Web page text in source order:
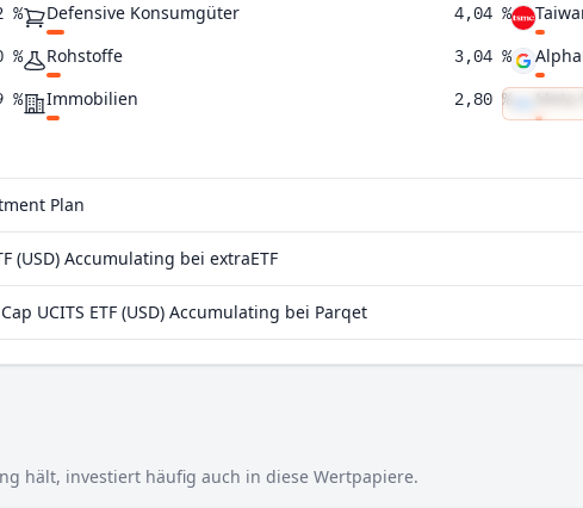
%
%
%
%
%
%
%
%
Defensive Konsumgüter 4,04 %
Rohstoffe 3,04 %
Immobilien 2,80 %
Energie 0,0089 %
Plan
(USD) Accumulating bei extraETF
UCITS ETF (USD) Accumulating bei Parqet
hält, investiert häufig auch in diese Wertpapiere.